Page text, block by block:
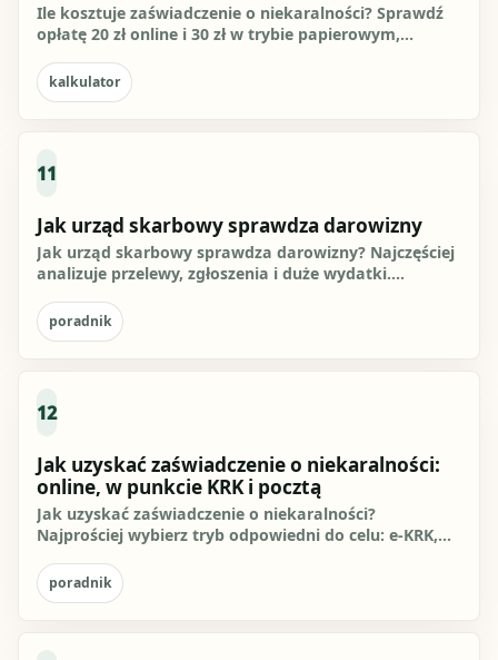
Ile kosztuje zaświadczenie o niekaralności? Sprawdź
opłatę 20 zł online i 30 zł w trybie papierowym,
kalkulator
11
Jak urząd skarbowy sprawdza darowizny
Jak urząd skarbowy sprawdza darowizny? Najczęściej
analizuje przelewy, zgłoszenia i duże wydatki.
poradnik
12
Jak uzyskać zaświadczenie o niekaralności:
online, w punkcie KRK i pocztą
Jak uzyskać zaświadczenie o niekaralności?
Najprościej wybierz tryb odpowiedni do celu: e-KRK,
poradnik